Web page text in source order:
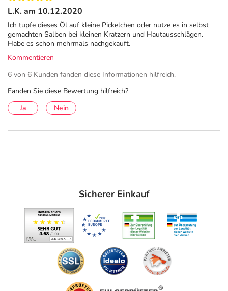
Inverkehrbringer zu ergänzen) Haut mit Wasser
abwaschen / duschen. Alle kontaminierten
Kleidungsstücke sofort ausziehen. Unter Verschluss
aufbewahren.
Primavera Life GmbH
Naturparadies 1
87466 Oy-Mittelberg
elektronische Adresse: info@primaveralife.com
L.K. am 10.12.2020
Ich tupfe dieses Öl auf kleine Pickelchen oder nutze es in selbst
gemachten Salben bei kleinen Kratzern und Hautausschlägen.
Habe es schon mehrmals nachgekauft.
Kommentieren
6 von 6 Kunden fanden diese Informationen hilfreich.
Fanden Sie diese Bewertung hilfreich?
Ja
Nein
Sicherer Einkauf